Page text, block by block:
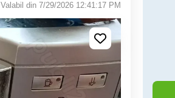
Valabil din 7/29/2026 12:41:17 PM